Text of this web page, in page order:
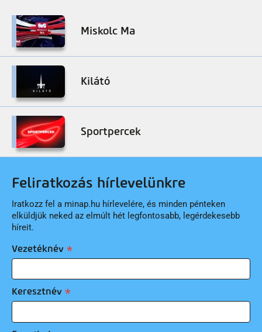
Miskolc Ma
Kilátó
Sportpercek
Feliratkozás hírlevelünkre
Iratkozz fel a minap.hu hírlevelére, és minden pénteken
elküldjük neked az elmúlt hét legfontosabb, legérdekesebb
híreit.
Vezetéknév
Keresztnév